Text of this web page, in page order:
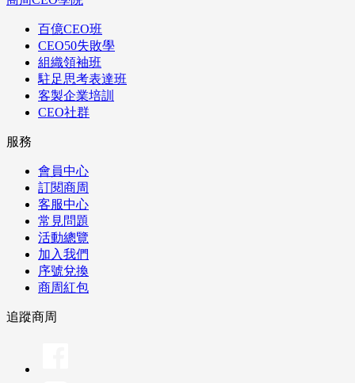
百億CEO班
CEO50失敗學
組織領袖班
駐足思考表達班
客製企業培訓
CEO社群
服務
會員中心
訂閱商周
客服中心
常見問題
活動總覽
加入我們
序號兌換
商周紅包
追蹤商周